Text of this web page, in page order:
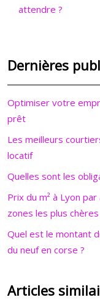
attendre ?
Dernières
Optimiser votre
prêt
Les meilleurs
locatif
Quelles sont les
Prix du m² à Lyon
zones les plus chères
Quel est le montant
du neuf en corse ?
Articles